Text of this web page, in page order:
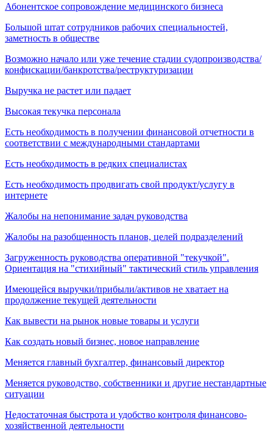
Абонентское сопровождение медицинского бизнеса
Большой штат сотрудников рабочих специальностей,
заметность в обществе
Возможно начало или уже течение стадии судопроизводства/
конфискации/банкротства/реструктуризации
Выручка не растет или падает
Высокая текучка персонала
Есть необходимость в получении финансовой отчетности в
соответствии с международными стандартами
Есть необходимость в редких специалистах
Есть необходимость продвигать свой продукт/услугу в
интернете
Жалобы на непонимание задач руководства
Жалобы на разобщенность планов, целей подразделений
Загруженность руководства оперативной "текучкой".
Ориентация на "стихийный" тактический стиль управления
Имеющейся выручки/прибыли/активов не хватает на
продолжение текущей деятельности
Как вывести на рынок новые товары и услуги
Как создать новый бизнес, новое направление
Меняется главный бухгалтер, финансовый директор
Меняется руководство, собственники и другие нестандартные
ситуации
Недостаточная быстрота и удобство контроля финансово-
хозяйственной деятельности